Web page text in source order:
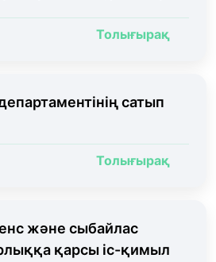
Толығырақ
сатып
Толығырақ
және сыбайлас
қарсы іс-қимыл